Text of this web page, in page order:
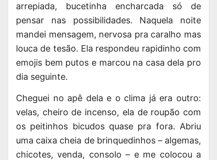
arrepiada, bucetinha encharcada só de
pensar nas possibilidades. Naquela noite
mandei mensagem, nervosa pra caralho mas
louca de tesão. Ela respondeu rapidinho com
emojis bem putos e marcou na casa dela pro
dia seguinte.
Cheguei no apê dela e o clima já era outro:
velas, cheiro de incenso, ela de roupão com
os peitinhos bicudos quase pra fora. Abriu
uma caixa cheia de brinquedinhos – algemas,
chicotes, venda, consolo – e me colocou a